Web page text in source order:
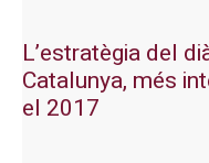
L’estratègia del
Catalunya, més
el 2017